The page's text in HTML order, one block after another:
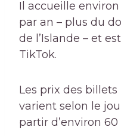
Il accueille
par an – plus du
de l’Islande – et
TikTok.
Les prix des
varient selon le
partir d’environ 60